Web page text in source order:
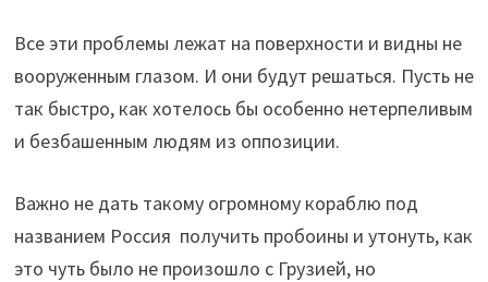
Все эти проблемы лежат на поверхности и видны не
вооруженным глазом. И они будут решаться. Пусть не
так быстро, как хотелось бы особенно нетерпеливым
и безбашенным людям из оппозиции.
Важно не дать такому огромному кораблю под
названием Россия получить пробоины и утонуть, как
это чуть было не произошло с Грузией, но